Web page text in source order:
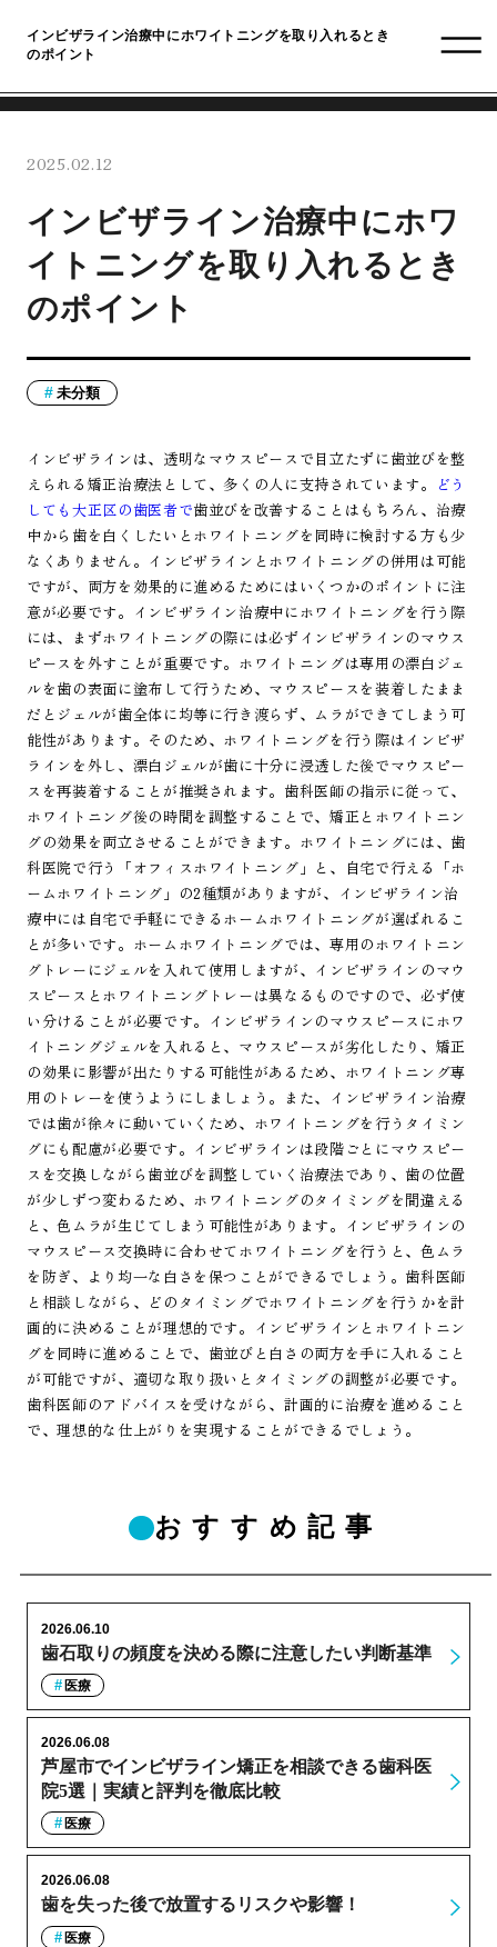
インビザライン治療中にホワイトニングを取り入れるとき
のポイント
2025.02.12
インビザライン治療中にホワ
イトニングを取り入れるとき
のポイント
未分類
インビザラインは、透明なマウスピースで目立たずに歯並びを整
えられる矯正治療法として、多くの人に支持されています。
どう
しても大正区の歯医者で歯並びを改善することはもちろん、治療
中から歯を白くしたいとホワイトニングを同時に検討する方も少
なくありません。インビザラインとホワイトニングの併用は可能
ですが、両方を効果的に進めるためにはいくつかのポイントに注
意が必要です。インビザライン治療中にホワイトニングを行う際
には、まずホワイトニングの際には必ずインビザラインのマウス
ピースを外すことが重要です。ホワイトニングは専用の漂白ジェ
ルを歯の表面に塗布して行うため、マウスピースを装着したまま
だとジェルが歯全体に均等に行き渡らず、ムラができてしまう可
能性があります。そのため、ホワイトニングを行う際はインビザ
ラインを外し、漂白ジェルが歯に十分に浸透した後でマウスピー
スを再装着することが推奨されます。歯科医師の指示に従って、
ホワイトニング後の時間を調整することで、矯正とホワイトニン
グの効果を両立させることができます。ホワイトニングには、歯
科医院で行う「オフィスホワイトニング」と、自宅で行える「ホ
ームホワイトニング」の2種類がありますが、インビザライン治
療中には自宅で手軽にできるホームホワイトニングが選ばれるこ
とが多いです。ホームホワイトニングでは、専用のホワイトニン
グトレーにジェルを入れて使用しますが、インビザラインのマウ
スピースとホワイトニングトレーは異なるものですので、必ず使
い分けることが必要です。インビザラインのマウスピースにホワ
イトニングジェルを入れると、マウスピースが劣化したり、矯正
の効果に影響が出たりする可能性があるため、ホワイトニング専
用のトレーを使うようにしましょう。また、インビザライン治療
では歯が徐々に動いていくため、ホワイトニングを行うタイミン
グにも配慮が必要です。インビザラインは段階ごとにマウスピー
スを交換しながら歯並びを調整していく治療法であり、歯の位置
が少しずつ変わるため、ホワイトニングのタイミングを間違える
と、色ムラが生じてしまう可能性があります。インビザラインの
マウスピース交換時に合わせてホワイトニングを行うと、色ムラ
を防ぎ、より均一な白さを保つことができるでしょう。歯科医師
と相談しながら、どのタイミングでホワイトニングを行うかを計
画的に決めることが理想的です。インビザラインとホワイトニン
グを同時に進めることで、歯並びと白さの両方を手に入れること
が可能ですが、適切な取り扱いとタイミングの調整が必要です。
歯科医師のアドバイスを受けながら、計画的に治療を進めること
で、理想的な仕上がりを実現することができるでしょう。
おすすめ記事
歯石取りの頻度を決める際に注意したい判断基準
2026.06.10
医療
芦屋市でインビザライン矯正を相談できる歯科医
院5選｜実績と評判を徹底比較
2026.06.08
医療
歯を失った後で放置するリスクや影響！
2026.06.08
医療